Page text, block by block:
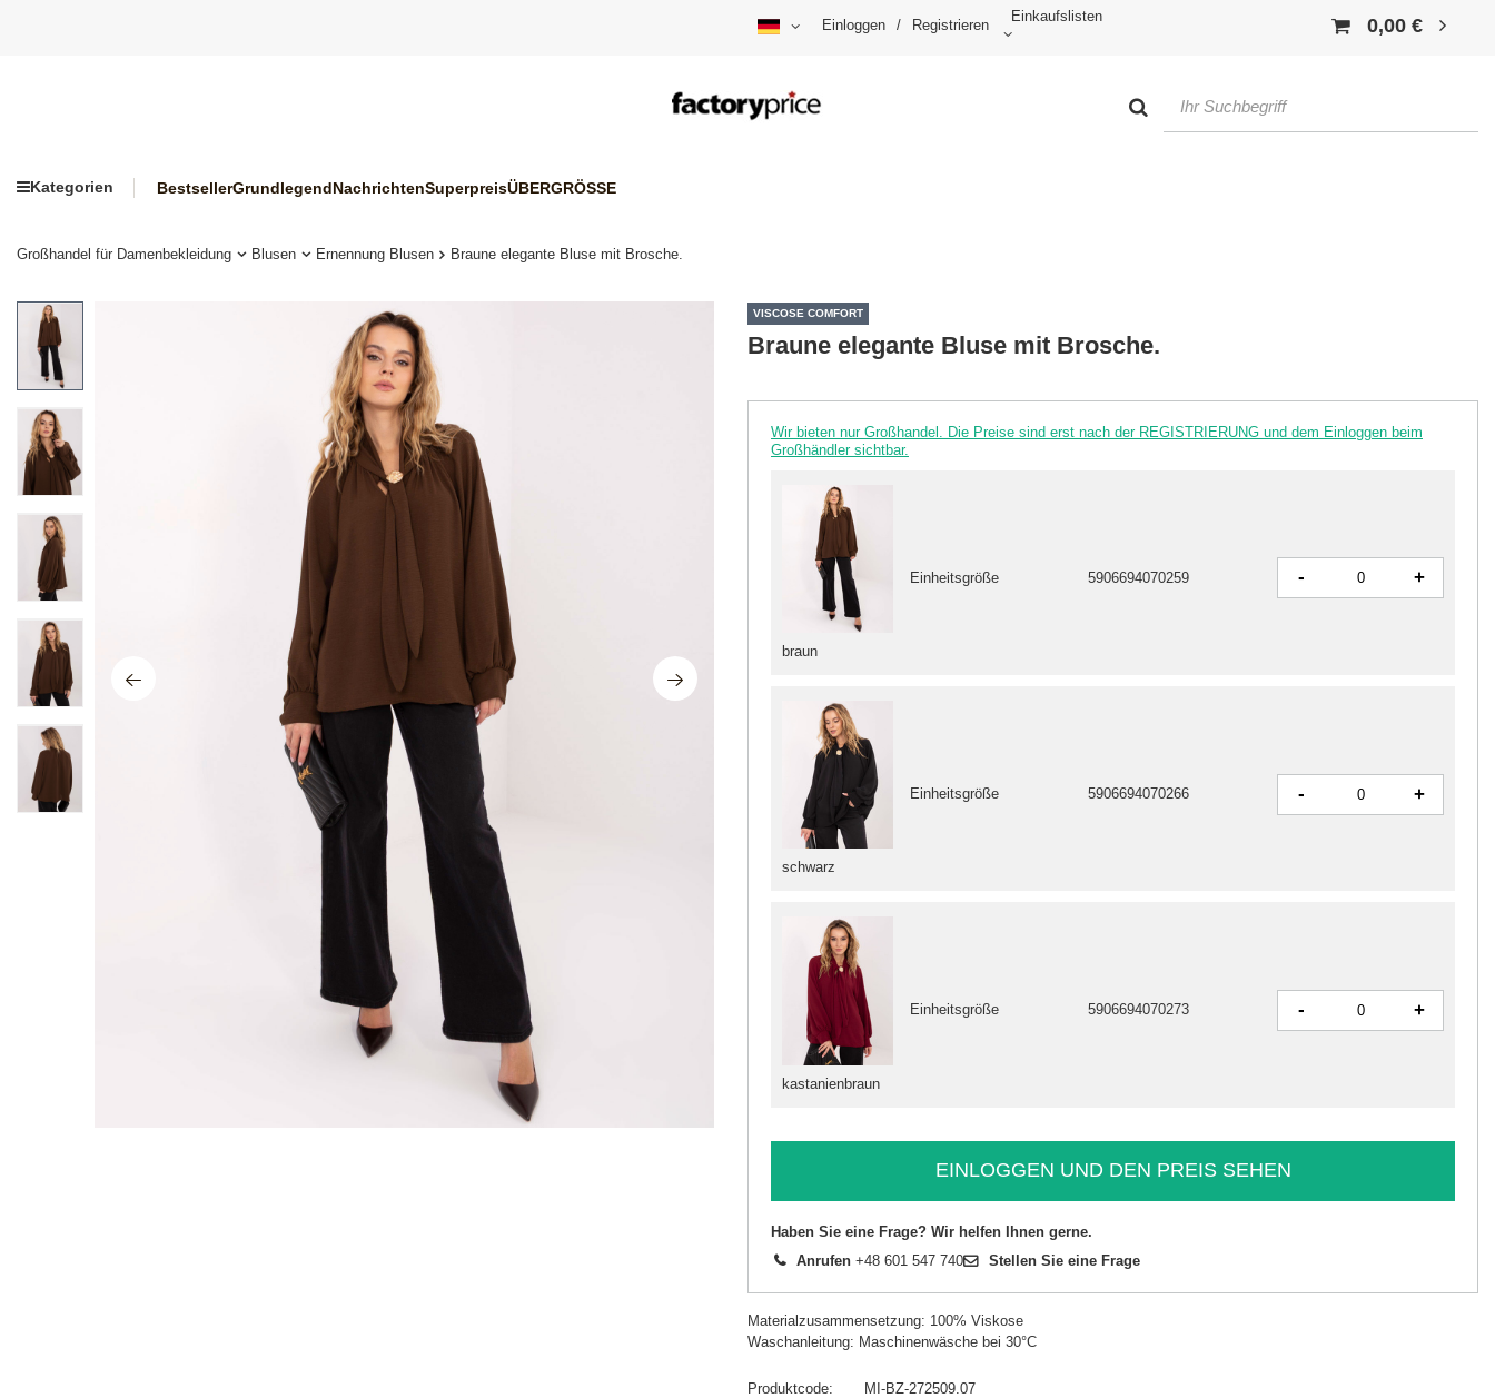
Einloggen / Registrieren
Einkaufslisten 0,00 €
Kategorien BestsellerGrundlegendNachrichtenSuperpreisÜBERGRÖSSE
Großhandel für Damenbekleidung Blusen Ernennung Blusen Braune elegante Bluse mit Brosche.
VISCOSE COMFORT
Braune elegante Bluse mit Brosche.
Wir bieten nur Großhandel. Die Preise sind erst nach der REGISTRIERUNG und dem Einloggen beim
Großhändler sichtbar.
braun
Einheitsgröße 5906694070259 - +
schwarz
Einheitsgröße 5906694070266 - +
kastanienbraun
Einheitsgröße 5906694070273 - +
EINLOGGEN UND DEN PREIS SEHEN
Haben Sie eine Frage? Wir helfen Ihnen gerne.
Anrufen +48 601 547 740 Stellen Sie eine Frage
Materialzusammensetzung: 100% Viskose
Waschanleitung: Maschinenwäsche bei 30°C
Produktcode
MI-BZ-272509.07